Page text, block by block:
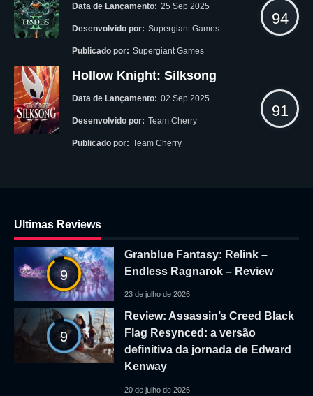
Data de Lançamento: 25 Sep 2025
Desenvolvido por: Supergiant Games
Publicado por: Supergiant Games
94
Hollow Knight: Silksong
Data de Lançamento: 02 Sep 2025
Desenvolvido por: Team Cherry
Publicado por: Team Cherry
91
Ultimas Reviews
9
Granblue Fantasy: Relink –
Endless Ragnarok – Review
23 de julho de 2026
9
Review: Assassin’s Creed Black
Flag Resynced: a versão
definitiva da jornada de Edward
Kenway
20 de julho de 2026